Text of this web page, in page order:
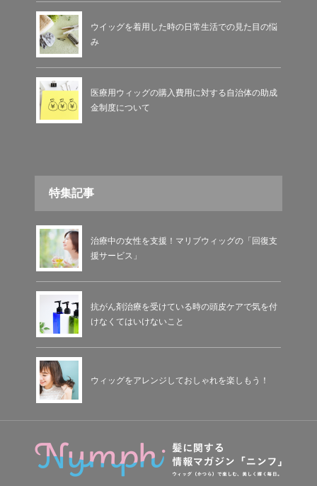
ウイッグを着用した時の日常生活での見た目の悩
み
医療用ウィッグの購入費用に対する自治体の助成
金制度について
特集記事
治療中の女性を支援！マリブウィッグの「回復支
援サービス」
抗がん剤治療を受けている時の頭皮ケアで気を付
けなくてはいけないこと
ウィッグをアレンジしておしゃれを楽しもう！